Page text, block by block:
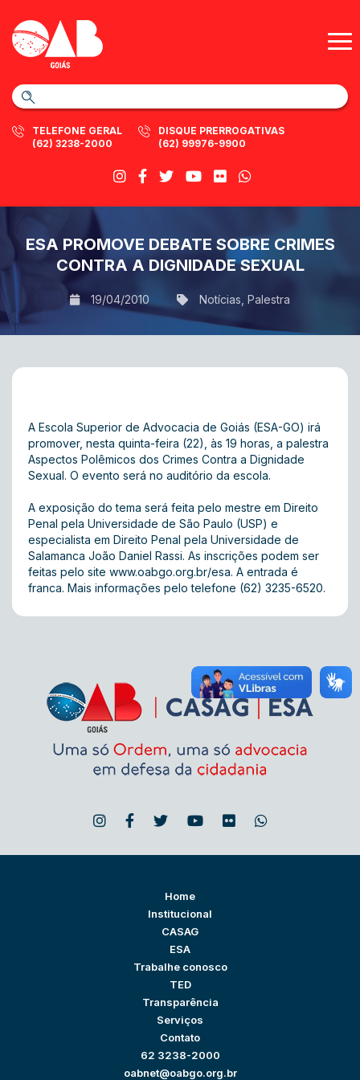
TELEFONE GERAL
(62) 3238-2000
DISQUE PRERROGATIVAS
(62) 99976-9900
ESA PROMOVE DEBATE SOBRE CRIMES
CONTRA A DIGNIDADE SEXUAL
19/04/2010 Notícias Palestra
A Escola Superior de Advocacia de Goiás (ESA-GO) irá
promover, nesta quinta-feira (22), às 19 horas, a palestra
Aspectos Polêmicos dos Crimes Contra a Dignidade
Sexual. O evento será no auditório da escola.
A exposição do tema será feita pelo mestre em Direito
Penal pela Universidade de São Paulo (USP) e
especialista em Direito Penal pela Universidade de
Salamanca João Daniel Rassi. As inscrições podem ser
feitas pelo site www.oabgo.org.br/esa. A entrada é
franca. Mais informações pelo telefone (62) 3235-6520.
Home
Institucional
CASAG
ESA
Trabalhe conosco
TED
Transparência
Serviços
Contato
62 3238-2000
oabnet@oabgo.org.br